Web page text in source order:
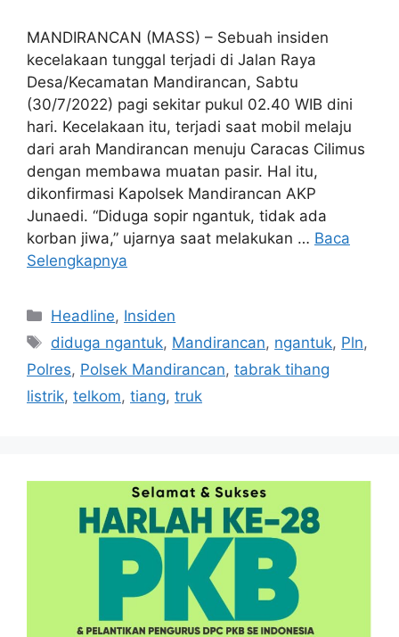
MANDIRANCAN (MASS) – Sebuah insiden
kecelakaan tunggal terjadi di Jalan Raya
Desa/Kecamatan Mandirancan, Sabtu
(30/7/2022) pagi sekitar pukul 02.40 WIB dini
hari. Kecelakaan itu, terjadi saat mobil melaju
dari arah Mandirancan menuju Caracas Cilimus
dengan membawa muatan pasir. Hal itu,
dikonfirmasi Kapolsek Mandirancan AKP
Junaedi. “Diduga sopir ngantuk, tidak ada
korban jiwa,” ujarnya saat melakukan … Baca
Selengkapnya
Kategori
Headline, Insiden
Tag
diduga ngantuk, Mandirancan, ngantuk, Pln,
Polres, Polsek Mandirancan, tabrak tihang
listrik, telkom, tiang, truk